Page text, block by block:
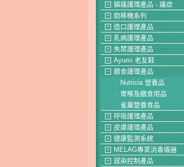
＋ 鎮痛護理產品 - 痛症
＋ 助移機系列
＋ 造口護理產品
＋ 乳病護理產品
＋ 失禁護理產品
＋ Ayumi 老友鞋
－ 餵食護理產品
- Nutricia 營養品
- 胃喉及餵食用品
- 雀巢營養食品
＋ 呼吸護理產品
＋ 皮膚護理產品
＋ 健康監測系統
＋ MELAG專業消毒儀器
＋ 感染控制產品